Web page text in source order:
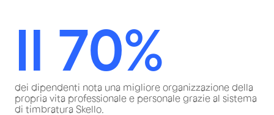
Il 70%
dei dipendenti nota una migliore organizzazione della
propria vita professionale e personale grazie al sistema
di timbratura Skello.